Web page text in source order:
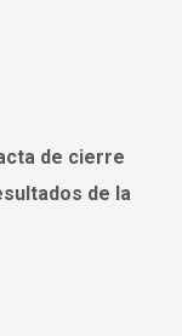
de cierre
de la